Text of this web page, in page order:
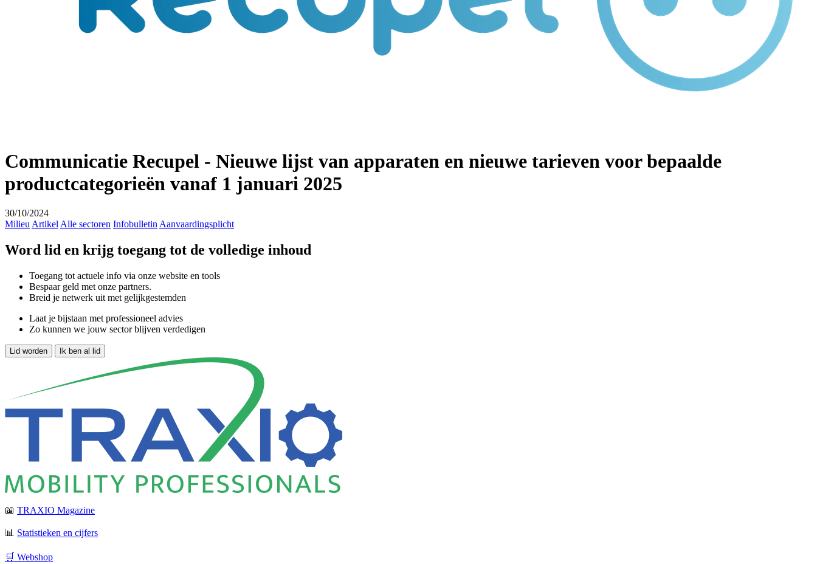
Communicatie Recupel - Nieuwe lijst van apparaten en nieuwe tarieven voor bepaalde
productcategorieën vanaf 1 januari 2025
30/10/2024
Milieu Artikel Alle sectoren Infobulletin Aanvaardingsplicht
Word lid en krijg toegang tot de volledige inhoud
Toegang tot actuele info via onze website en tools
Bespaar geld met onze partners.
Breid je netwerk uit met gelijkgestemden
Laat je bijstaan met professioneel advies
Zo kunnen we jouw sector blijven verdedigen
Lid worden Ik ben al lid
📖 TRAXIO Magazine
📊 Statistieken en cijfers
🛒 Webshop